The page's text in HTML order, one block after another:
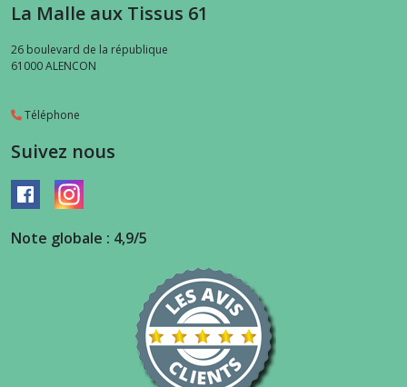
La Malle aux Tissus 61
26 boulevard de la république
61000ALENCON
Téléphone
Suivez nous
Note globale : 4,9/5